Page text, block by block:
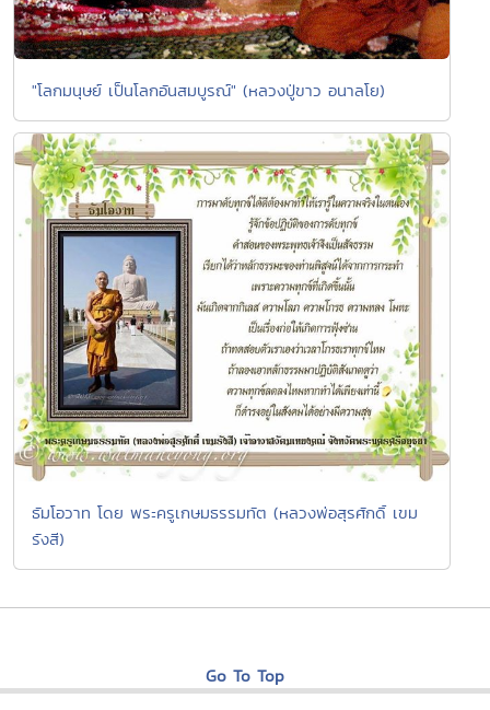
"โลกมนุษย์ เป็นโลกอันสมบูรณ์" (หลวงปู่ขาว อนาลโย)
ธัมโอวาท โดย พระครูเกษมธรรมทัต (หลวงพ่อสุรศักดิ์ เขม
รังสี)
Go To Top